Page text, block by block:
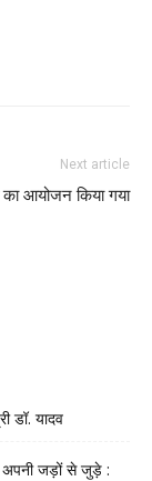
Next article
का आयोजन किया गया
डॉ. यादव
अपनी जड़ों से जुड़े :